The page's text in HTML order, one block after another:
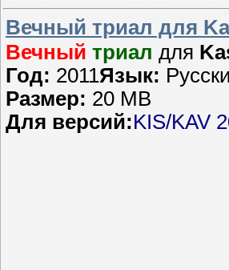
Вечный триал для
Вечный триал для
Год: 2011Язык:
Размер: 20 MB
Для версий:KIS/KAV